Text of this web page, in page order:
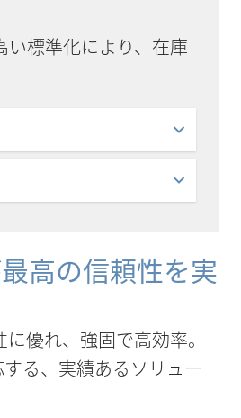
い標準化により、在庫
高の信頼性を実
優れ、強固で高効率。
る、実績あるソリュー